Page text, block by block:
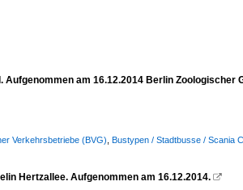
am 16.12.2014 Berlin Zoologischer
Verkehrsbetriebe (BVG) Bustypen / Stadtbusse / Scania
Hertzallee. Aufgenommen am 16.12.2014. 